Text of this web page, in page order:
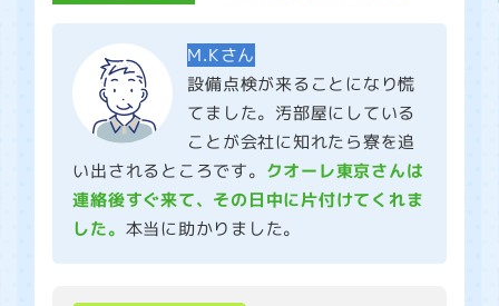
M.Kさん
設備点検が来ることになり慌
てました。汚部屋にしている
ことが会社に知れたら寮を追
い出されるところです。 クオーレ東京さんは
連絡後すぐ来て、その日中に片付けてくれま
した。 本当に助かりました。